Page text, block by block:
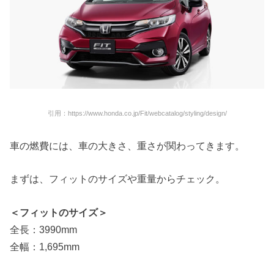
引用：https://www.honda.co.jp/Fit/webcatalog/styling/design/
車の燃費には、車の大きさ、重さが関わってきます。
まずは、フィットのサイズや重量からチェック。
＜フィットのサイズ＞
全長：3990mm
全幅：1,695mm